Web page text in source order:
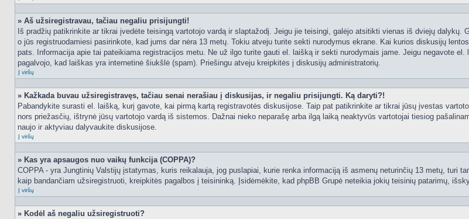
» Aš užsiregistravau, tačiau negaliu prisijungti!
Iš pradžių patikrinkite ar tikrai įvedėte teisingą vartotojo vardą ir slaptažodį. Jeigu jie teisingi, galėjo atsitikti vienas iš dviejų
o jūs registruodamiesi pasirinkote, kad jums dar nėra 13 metų. Tokiu atveju turite sekti nurodymus ekrane. Kai kurios diskusijų
pats. Informacija apie tai pateikiama registracijos metu. Ne už ilgo turite gauti el. laišką ir sekti nurodymais jame. Jeigu negavote
pagalvojo, kad laiškas yra internetinė šiukšlė (spam). Priešingu atveju kreipkitės į diskusijų administratorių.
Į viršų
» Kažkada buvau užsiregistravęs, tačiau senai nerašiau į diskusijas, ir negaliu prisijungti. Ką daryti?!
Pabandykite surasti el. laišką, kurį gavote, kai pirmą kartą registravotės diskusijose. Taip pat patikrinkite ar tikrai jūsų įvestas
nors priežasčių, ištrynė jūsų vartotojo vardą iš sistemos. Dažnai nieko neparašę arba ilgą laiką neaktyvūs vartotojai tiesiog
naujo ir aktyviau dalyvaukite diskusijose.
Į viršų
» Kas yra apsaugos nuo vaikų funkcija (COPPA)?
COPPA - yra Jungtinių Valstijų įstatymas, kuris reikalauja, jog puslapiai, kurie renka informaciją iš asmenų neturinčių 13 metų, turi
kaip bandančiam užsiregistruoti, kreipkitės pagalbos į teisininką. Įsidėmėkite, kad phpBB Grupė neteikia jokių teisinių patarimų,
Į viršų
» Kodėl aš negaliu užsiregistruoti?